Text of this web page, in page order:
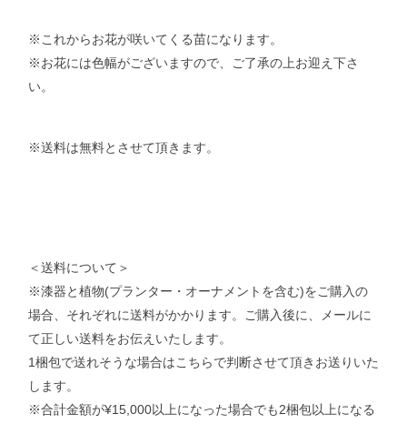
※これからお花が咲いてくる苗になります。
※お花には色幅がございますので、ご了承の上お迎え下さ
い。
※送料は無料とさせて頂きます。
＜送料について＞
※漆器と植物(プランター・オーナメントを含む)をご購入の
場合、それぞれに送料がかかります。ご購入後に、メールに
て正しい送料をお伝えいたします。
1梱包で送れそうな場合はこちらで判断させて頂きお送りいた
します。
※合計金額が¥15,000以上になった場合でも2梱包以上になる